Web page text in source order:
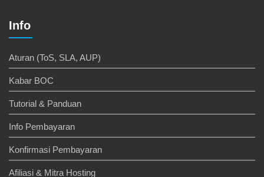
Info
Aturan (ToS, SLA, AUP)
Kabar BOC
Tutorial & Panduan
Info Pembayaran
Konfirmasi Pembayaran
Afiliasi & Mitra Hosting